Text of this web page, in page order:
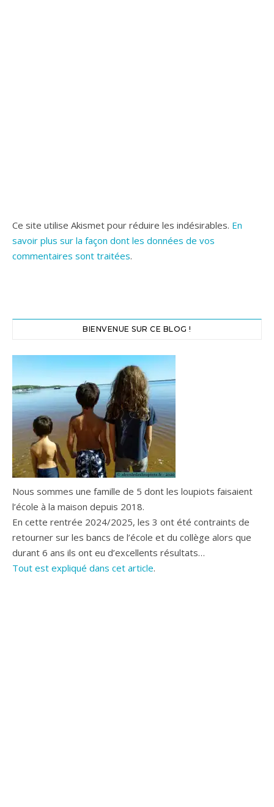
Ce site utilise Akismet pour réduire les indésirables. En
savoir plus sur la façon dont les données de vos
commentaires sont traitées.
BIENVENUE SUR CE BLOG !
Nous sommes une famille de 5 dont les loupiots faisaient
l’école à la maison depuis 2018.
En cette rentrée 2024/2025, les 3 ont été contraints de
retourner sur les bancs de l’école et du collège alors que
durant 6 ans ils ont eu d’excellents résultats…
Tout est expliqué dans cet article.